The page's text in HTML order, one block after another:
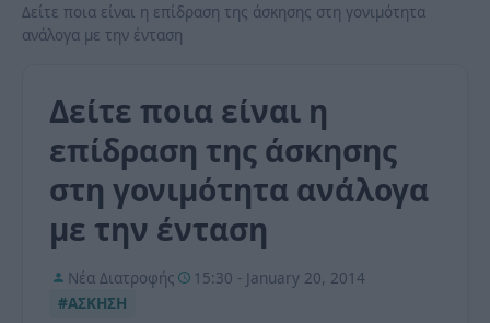
Δείτε ποια είναι η επίδραση της άσκησης στη γονιμότητα
ανάλογα με την ένταση
Δείτε ποια είναι η
επίδραση της άσκησης
στη γονιμότητα ανάλογα
με την ένταση
Νέα Διατροφής
15:30 - January 20, 2014
#ΑΣΚΗΣΗ